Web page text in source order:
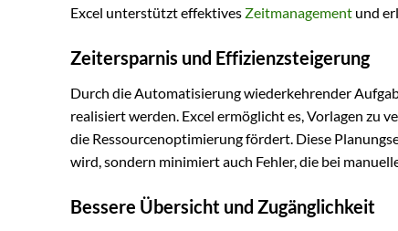
Excel unterstützt effektives Zeitmanagement und
Zeitersparnis und Effizienzsteigerung
Durch die Automatisierung wiederkehrender
realisiert werden. Excel ermöglicht es, Vorlagen zu
die Ressourcenoptimierung fördert. Diese
wird, sondern minimiert auch Fehler, die bei
Bessere Übersicht und Zugänglichkeit